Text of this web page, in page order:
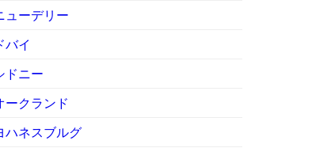
ューデリー
バイ
ドニー
ークランド
ハネスブルグ